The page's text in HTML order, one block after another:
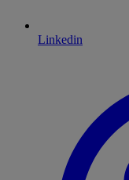
Linkedin